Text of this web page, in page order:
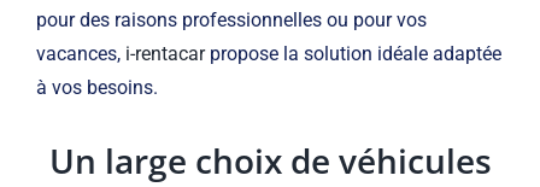
pour des raisons professionnelles ou pour vos
vacances, i-rentacarpropose la solution idéale adaptée
à vos besoins.
Un large choix de véhicules